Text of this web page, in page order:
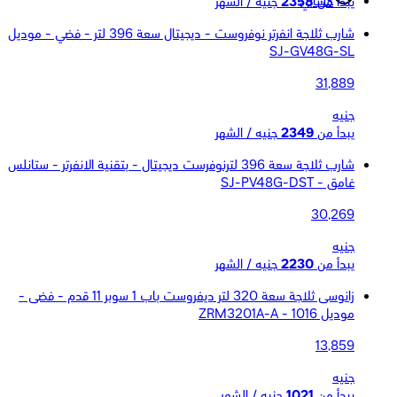
شارب ثلاجة انفرتر نوفروست - ديجيتال سعة 396 لتر - فضي - موديل
SJ-GV48G-SL
31,889
جنيه
يبدأ من 2349 جنيه / الشهر
شارب ثلاجة سعة 396 لترنوفرست ديجيتال - بتقنية الانفرتر - ستانلس
غامق - SJ-PV48G-DST
30,269
جنيه
يبدأ من 2230 جنيه / الشهر
زانوسى ثلاجة سعة 320 لتر ديفروست باب 1 سوبر 11 قدم - فضى -
موديل ZRM3201A-A - 1016
13,859
جنيه